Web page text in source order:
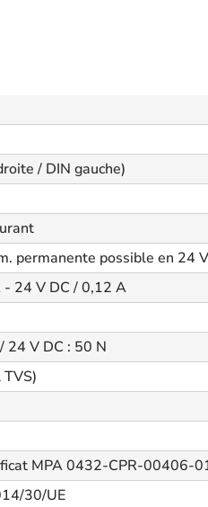
/ DIN gauche)
permanente possible en 24
24 V DC / 0,12 A
24 V DC : 50 N
MPA 0432-CPR-00406-
30/UE